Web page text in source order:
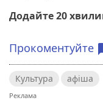
Додайте 20
Прокоментуйте
Культура афіша